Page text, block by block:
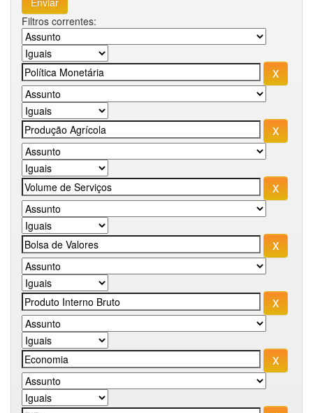
Filtros correntes: